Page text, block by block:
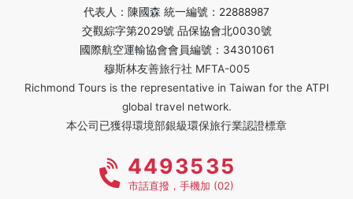
代表人：陳國森 統一編號：22888987
交觀綜字第2029號 品保協會北0030號
國際航空運輸協會會員編號：34301061
穆斯林友善旅行社 MFTA-005
Richmond Tours is the representative in Taiwan for the ATPI
global travel network.
本公司已獲得環境部銀級環保旅行業認證標章
4493535
市話直撥，手機加 (02)